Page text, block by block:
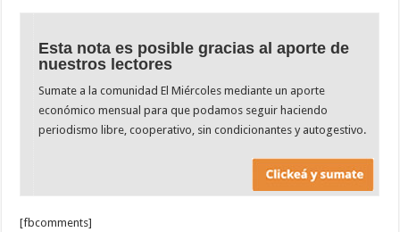
Esta nota es posible gracias al aporte de
nuestros lectores
Sumate a la comunidad El Miércoles mediante un aporte
económico mensual para que podamos seguir haciendo
periodismo libre, cooperativo, sin condicionantes y autogestivo.
[fbcomments]